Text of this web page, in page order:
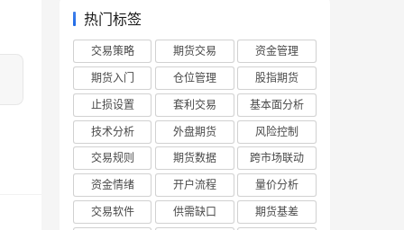
热门标签
交易策略 期货交易
资金管理
期货入门
仓位管理
股指期货
止损设置
套利交易
基本面分析
技术分析
外盘期货
风险控制
交易规则
期货数据
跨市场联动
资金情绪
开户流程
量价分析
交易软件
供需缺口
期货基差